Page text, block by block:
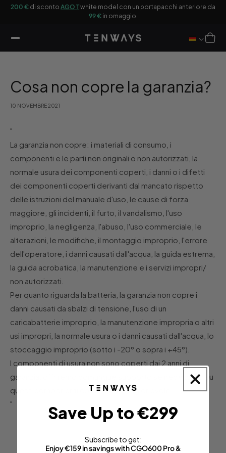
200 € di sconto AGO Twhite model con un portapacchi anteriore da
99 €in omaggio.
Carrello
Cosa non copre la garanzia?
10 NOVEMBRE 2021
"
La garanzia non copre: i materiali di consumo, i
componenti e le parti non originali o non autorizzati, la
normale usura dei componenti coperti, i danni o i difetti
dei componenti coperti derivanti dal mancato rispetto
delle istruzioni del manuale d'uso, le cause di forza
maggiore, gli incidenti, il furto, il vandalismo, l'uso
improprio, la negligenza, l'abuso, l'uso commerciale, le
alterazioni, le modifiche, il montaggio improprio, l'errore
dell'operatore, i danni causati dall'acqua, la guida estrema,
la guida acrobatica, la manutenzione e i servizi impropri/
non autorizzati.
Per quanto riguarda la batteria, la garanzia non copre i
danni causati da sbalzi di tensione, l'uso di un
caricabatterie improprio, la manutenzione impropria o altri
usi impropri, la normale usura o i danni causati dall'acqua, lo
stoccaggio improprio (sotto i -20° o sopra i +45°).
I componenti di usura non sono coperti dai 2 anni di
garanzia, offriremo comunque supporto se necessario su
questi componenti con un costo ragionevole.
"
Save Up to €299
Subscribe to get:
Enjoy €159 in savings with CGO600 Pro &